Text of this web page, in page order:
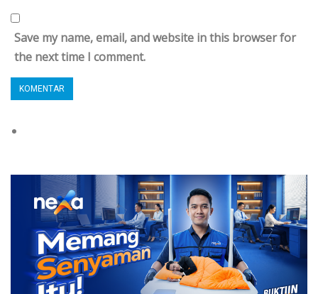
Save my name, email, and website in this browser for
the next time I comment.